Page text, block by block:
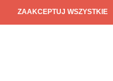
ZAAKCEPTUJ WSZYSTKIE